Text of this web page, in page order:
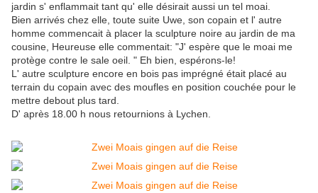
jardin s' enflammait tant qu' elle désirait aussi un tel moai.
Bien arrivés chez elle, toute suite Uwe, son copain et l' autre
homme commencait à placer la sculpture noire au jardin de ma
cousine, Heureuse elle commentait: "J' espère que le moai me
protège contre le sale oeil. " Eh bien, espérons-le!
L' autre sculpture encore en bois pas imprégné était placé au
terrain du copain avec des moufles en position couchée pour le
mettre debout plus tard.
D' après 18.00 h nous retournions à Lychen.